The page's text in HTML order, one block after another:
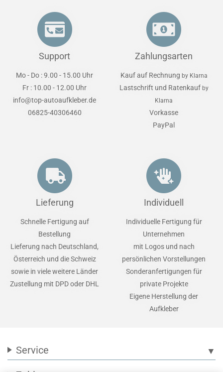
Support
Mo - Do : 9.00 - 15.00 Uhr
Fr : 10.00 - 12.00 Uhr
info@top-autoaufkleber.de
06825-40306460
Zahlungsarten
Kauf auf Rechnung by Klarna
Lastschrift und Ratenkauf by
Klarna
Vorkasse
PayPal
Lieferung
Schnelle Fertigung auf
Bestellung
Lieferung nach Deutschland,
Österreich und die Schweiz
sowie in viele weitere Länder
Zustellung mit DPD oder DHL
Individuell
Individuelle Fertigung für
Unternehmen
mit Logos und nach
persönlichen Vorstellungen
Sonderanfertigungen für
private Projekte
Eigene Herstellung der
Aufkleber
Service ▼